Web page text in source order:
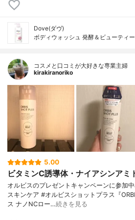
Dove(ダヴ)
ボディウォッシュ 発酵＆ビューティ
コスメと口コミが大好きな専業主婦
kirakiranoriko
5.00
ビタミンC誘導体・ナイアシンアミ
オルビスのプレゼントキャンペーンに参加
スキンケア #オルビスショットプラス『
ス ナノNCロー…続きを見る